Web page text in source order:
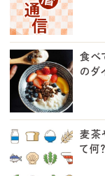
食べ
のダ
麦茶
て何？